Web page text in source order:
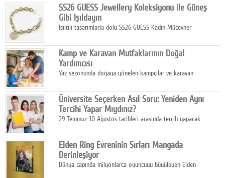
SS26 GUESS Jewellery Koleksiyonu ile Güneş
Gibi Işıldayın
Işıltılı tasarımlarla dolu SS26 GUESS Kadın Mücevher
dokunuşunu taşıyor.
Kamp ve Karavan Mutfaklarının Doğal
Yardımcısı
Yaz sezonunda doğaya yönelen kampçılar ve karavan
temizlik sağlayan, çevreye duyarlı bitkisel içerikli ürünleri tercih
ediyor.
Üniversite Seçerken Asıl Soru: Yeniden Aynı
Tercihi Yapar Mıydınız?
29 Temmuz-10 Ağustos tarihleri arasında tercih yapacak
Elden Ring Evreninin Sırları Mangada
Derinleşiyor
Dünya çapında milyonlarca oyuncuyu büyüleyen Elden